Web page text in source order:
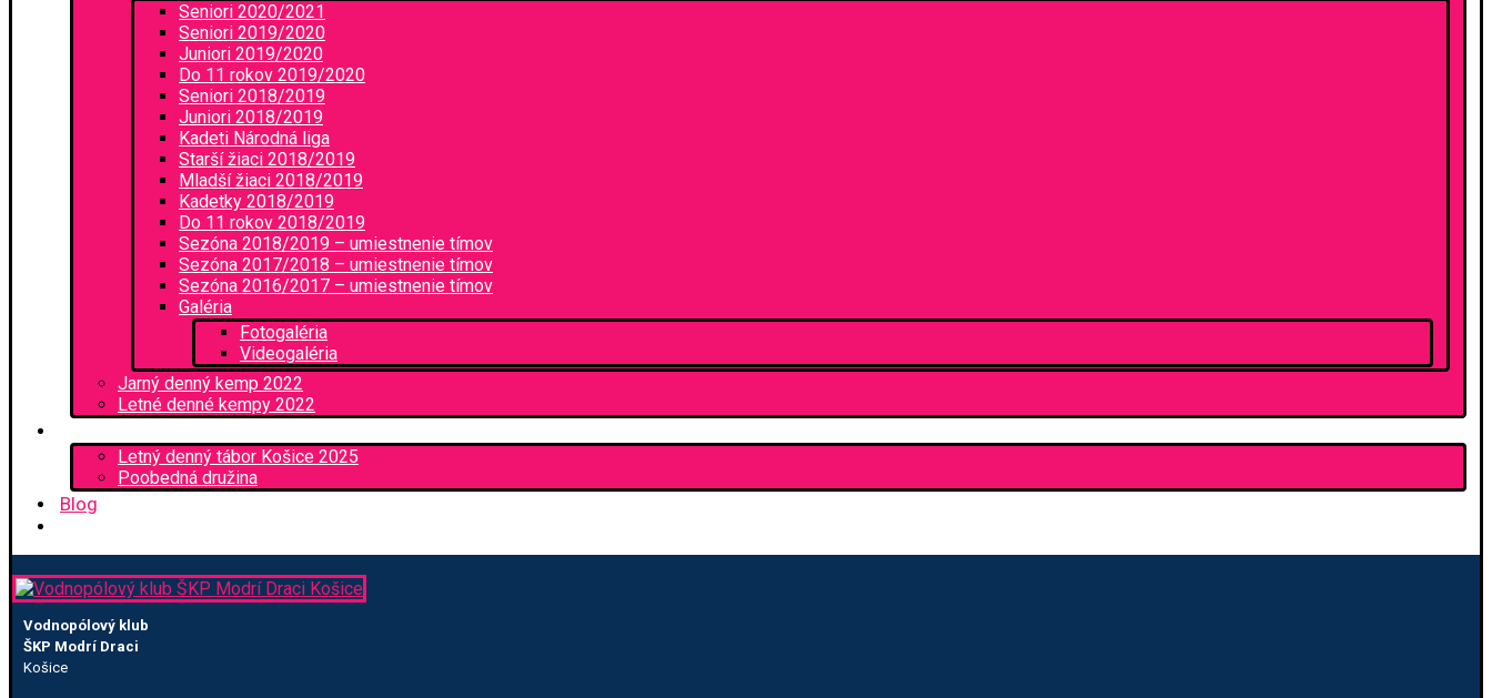
Seniori 2020/2021
Seniori 2019/2020
Juniori 2019/2020
Do 11 rokov 2019/2020
Seniori 2018/2019
Juniori 2018/2019
Kadeti Národná liga
Starší žiaci 2018/2019
Mladší žiaci 2018/2019
Kadetky 2018/2019
Do 11 rokov 2018/2019
Sezóna 2018/2019 – umiestnenie tímov
Sezóna 2017/2018 – umiestnenie tímov
Sezóna 2016/2017 – umiestnenie tímov
Galéria
Fotogaléria
Videogaléria
Jarný denný kemp 2022
Letné denné kempy 2022
Letný denný tábor Košice 2025
Poobedná družina
Blog
Vodnopólový klub
ŠKP Modrí Draci
Košice